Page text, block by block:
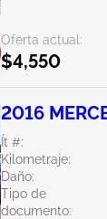
Oferta actual:
$4,550
2016
Ít #:
Kilometraje:
Daño:
Tipo de
documento: